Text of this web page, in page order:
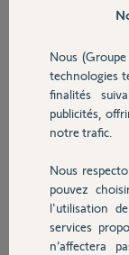
Sécurité
Domotique
Chauffage
Autres
c'est normal le
pas RTS
Vous devez
http://
Nous
technologies
finalités
publicités,
notre trafic.
Nous
pouvez
l'utilisation
services
n’affectera